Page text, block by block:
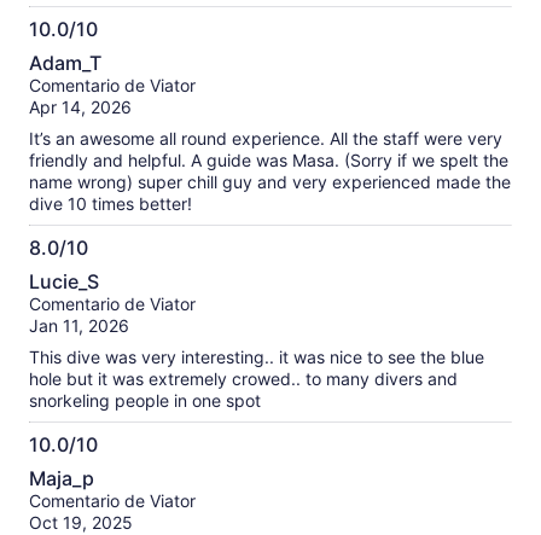
10.0/10
10.0
de
10
Adam_T
Comentario de Viator
Apr 14, 2026
It’s an awesome all round experience. All the staff were very
friendly and helpful. A guide was Masa. (Sorry if we spelt the
name wrong) super chill guy and very experienced made the
dive 10 times better!
8.0/10
8.0
de
10
Lucie_S
Comentario de Viator
Jan 11, 2026
This dive was very interesting.. it was nice to see the blue
hole but it was extremely crowed.. to many divers and
snorkeling people in one spot
10.0/10
10.0
de
10
Maja_p
Comentario de Viator
Oct 19, 2025